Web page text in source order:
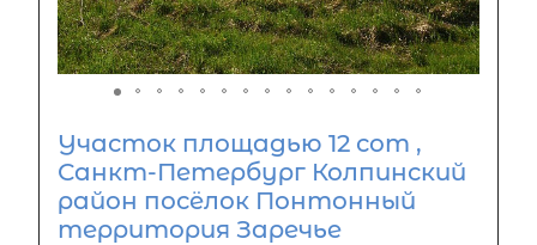
Участок площадью 12 сот ,
Санкт-Петербург Колпинский
район посёлок Понтонный
территория Заречье